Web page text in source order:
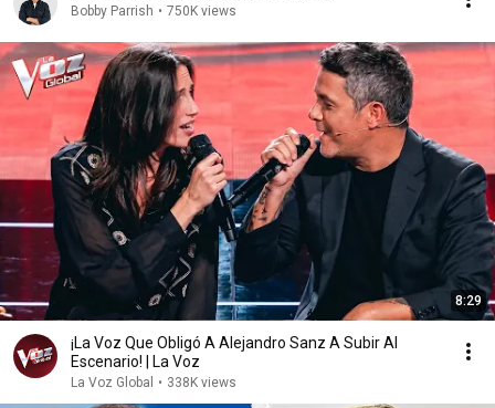
Bobby Parrish • 750K views
8:29
¡La Voz Que Obligó A Alejandro Sanz A Subir Al
Escenario! | La Voz
La Voz Global • 338K views